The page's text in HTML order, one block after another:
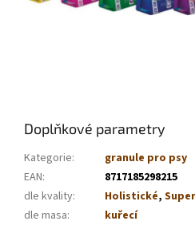
Doplňkové parametry
Kategorie:
granule pro psy
EAN:
8717185298215
dle kvality: Holistické,
dle masa:
kuřecí